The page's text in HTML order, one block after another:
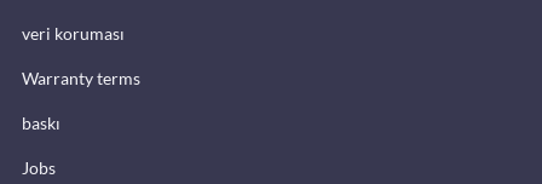
veri koruması
Warranty terms
baskı
Jobs